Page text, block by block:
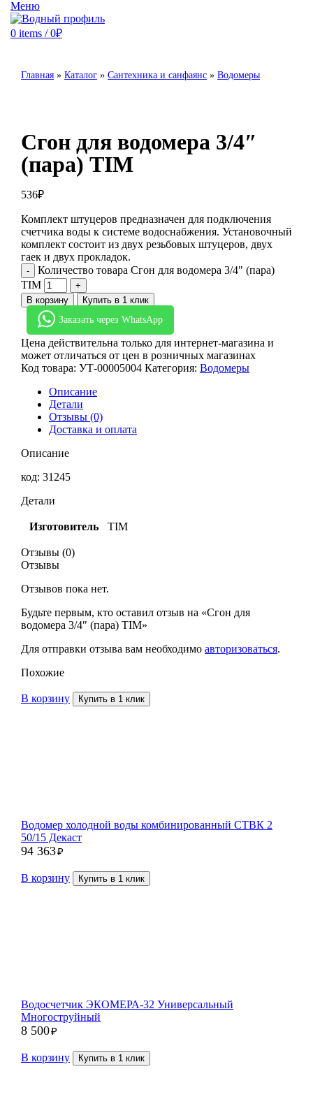
Меню
0 items / 0₽
Главная » Каталог » Сантехника и санфаянс » Водомеры
Сгон для водомера 3/4″
(пара) TIM
536₽
Комплект штуцеров предназначен для подключения
счетчика воды к системе водоснабжения. Установочный
комплект состоит из двух резьбовых штуцеров, двух
гаек и двух прокладок.
Количество товара Сгон для водомера 3/4" (пара)
TIM
В корзину
Купить в 1 клик
Заказать через WhatsApp
Цена действительна только для интернет-магазина и
может отличаться от цен в розничных магазинах
Код товара: УТ-00005004 Категория: Водомеры
Описание
Детали
Отзывы (0)
Доставка и оплата
Описание
код: 31245
Детали
Изготовитель TIM
Отзывы (0)
Отзывы
Отзывов пока нет.
Будьте первым, кто оставил отзыв на «Сгон для
водомера 3/4″ (пара) TIM»
Для отправки отзыва вам необходимо авторизоваться.
Похожие
В корзину Купить в 1 клик
Водомер холодной воды комбинированный СТВК 2
50/15 Декаст
94 363₽
В корзину Купить в 1 клик
Водосчетчик ЭКОМЕРА-32 Универсальный
Многоструйный
8 500₽
В корзину Купить в 1 клик